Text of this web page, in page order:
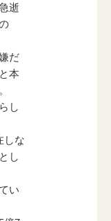
逝
だ
本
し
しな
し
い